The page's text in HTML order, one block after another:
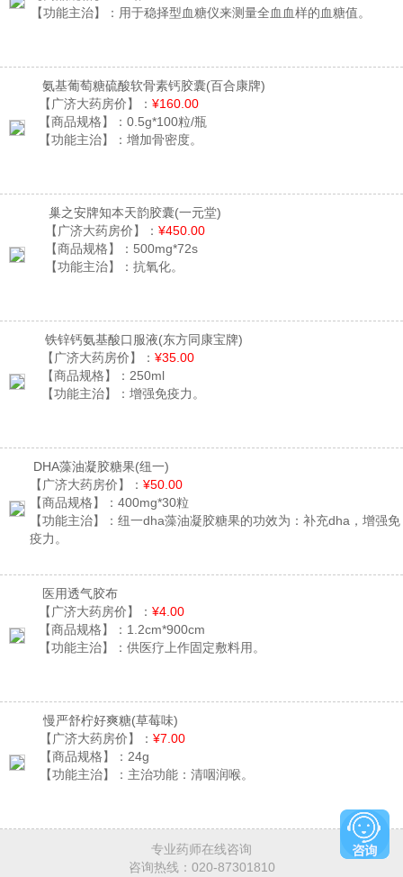
【功能主治】： 用于稳择型血糖仪来测量全血血样的血糖值。
氨基葡萄糖硫酸软骨素钙胶囊(百合康牌)
【广济大药房价】： ¥160.00
【商品规格】： 0.5g*100粒/瓶
【功能主治】： 增加骨密度。
巢之安牌知本天韵胶囊(一元堂)
【广济大药房价】： ¥450.00
【商品规格】： 500mg*72s
【功能主治】： 抗氧化。
铁锌钙氨基酸口服液(东方同康宝牌)
【广济大药房价】： ¥35.00
【商品规格】： 250ml
【功能主治】： 增强免疫力。
DHA藻油凝胶糖果(纽一)
【广济大药房价】： ¥50.00
【商品规格】： 400mg*30粒
【功能主治】： 纽一dha藻油凝胶糖果的功效为：补充dha，增强免
疫力。
医用透气胶布
【广济大药房价】： ¥4.00
【商品规格】： 1.2cm*900cm
【功能主治】： 供医疗上作固定敷料用。
慢严舒柠好爽糖(草莓味)
【广济大药房价】： ¥7.00
【商品规格】： 24g
【功能主治】： 主治功能：清咽润喉。
专业药师在线咨询
咨询热线： 020-87301810